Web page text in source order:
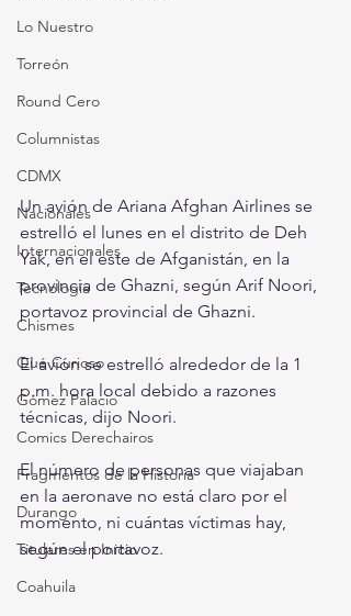
Lo Nuestro
Torreón
Round Cero
Columnistas
CDMX
Nacionales
Internacionales
Tecnología
Chismes
Qué Curioso
Gómez Palacio
Comics Derechairos
Fragmentos de la Historia
Durango
Titulares en Inicio
Coahuila
Un avión de Ariana Afghan Airlines se
estrelló el lunes en el distrito de Deh
Yak, en el este de Afganistán, en la
provincia de Ghazni, según Arif Noori,
portavoz provincial de Ghazni.
El avión se estrelló alrededor de la 1
p.m. hora local debido a razones
técnicas, dijo Noori.
El número de personas que viajaban
en la aeronave no está claro por el
momento, ni cuántas víctimas hay,
según el portavoz.